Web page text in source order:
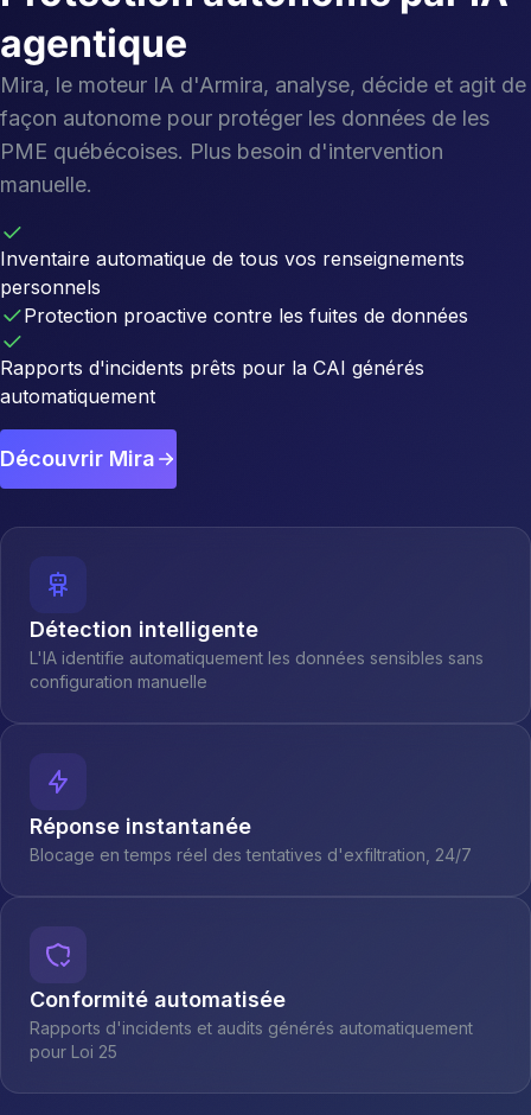
agentique
Mira, le moteur IA d'Armira, analyse, décide et agit de
façon autonome pour protéger les données de les
PME québécoises. Plus besoin d'intervention
manuelle.
Inventaire automatique de tous vos renseignements
personnels
Protection proactive contre les fuites de données
Rapports d'incidents prêts pour la CAI générés
automatiquement
Découvrir Mira
Détection intelligente
L'IA identifie automatiquement les données sensibles sans
configuration manuelle
Réponse instantanée
Blocage en temps réel des tentatives d'exfiltration, 24/7
Conformité automatisée
Rapports d'incidents et audits générés automatiquement
pour Loi 25